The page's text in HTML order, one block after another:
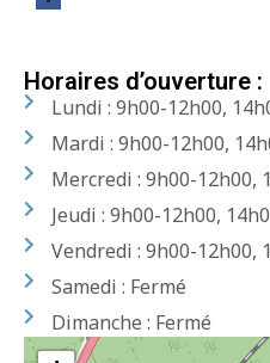
Horaires d’ouverture :
Lundi : 9h00-12h00,
Mardi : 9h00-12h00,
Mercredi : 9h00-12h00,
Jeudi : 9h00-12h00,
Vendredi : 9h00-12h00,
Samedi : Fermé
Dimanche : Fermé